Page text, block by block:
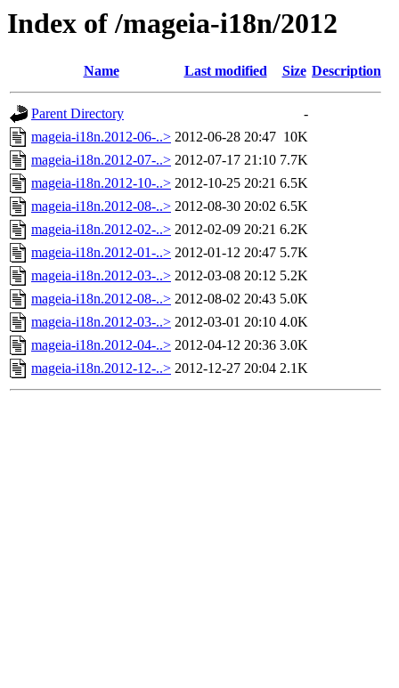
Index of /mageia-i18n/2012
Name Last modified Size Description
Parent Directory
-
mageia-i18n.2012-06-..> 2012-06-28 20:47 10K
mageia-i18n.2012-07-..> 2012-07-17 21:10 7.7K
mageia-i18n.2012-10-..> 2012-10-25 20:21 6.5K
mageia-i18n.2012-08-..> 2012-08-30 20:02 6.5K
mageia-i18n.2012-02-..> 2012-02-09 20:21 6.2K
mageia-i18n.2012-01-..> 2012-01-12 20:47 5.7K
mageia-i18n.2012-03-..> 2012-03-08 20:12 5.2K
mageia-i18n.2012-08-..> 2012-08-02 20:43 5.0K
mageia-i18n.2012-03-..> 2012-03-01 20:10 4.0K
mageia-i18n.2012-04-..> 2012-04-12 20:36 3.0K
mageia-i18n.2012-12-..> 2012-12-27 20:04 2.1K